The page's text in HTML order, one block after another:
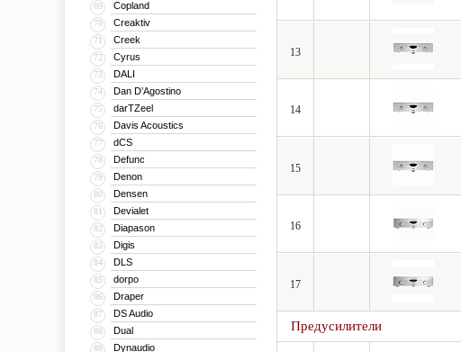
69 Copland
70 Creaktiv
71 Creek
72 Cyrus
73 DALI
74 Dan D’Agostino
75 darTZeel
76 Davis Acoustics
77 dCS
78 Defunc
79 Denon
80 Densen
81 Devialet
82 Diapason
83 Digis
84 DLS
85 dorpo
86 Draper
87 DS Audio
88 Dual
89 Dynaudio
13
14
15
16
17
Предусилители